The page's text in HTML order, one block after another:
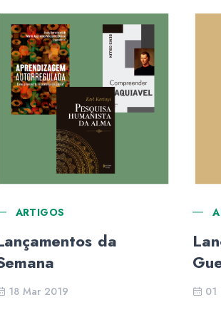
ARTIGOS
da
18 Mar 2019 01